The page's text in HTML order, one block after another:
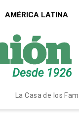
AMÉRICA LATINA
La Casa de los